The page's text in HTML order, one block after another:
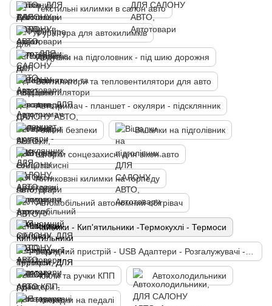
Текстильні килимки в салон авто
Фурнітура для автокилимків
Подушки на підголовник - під шию дорожня
Вентилятори та тепловентилятори для авто
Автотримач - планшет - окуляри - підсклянник
Ремені безпеки Вішалки на підголівник
Шторки сонцезахисні для вікон авто
Антиковзні килимки на торпеду
Автомобільний автономний обігрівач
Чайники - Кип'ятильники -Термокухлі - Термоси
Чохли та ручки КПП Автохолодильники
Накладки на педалі